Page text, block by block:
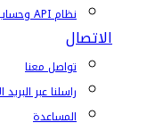
نظام API وحساب وكيل سفر جديد
الاتصال
تواصل معنا
راسلنا عبر
المساعدة